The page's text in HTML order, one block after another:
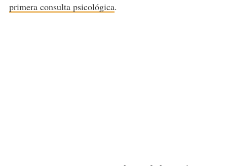
primera consulta psicológica.